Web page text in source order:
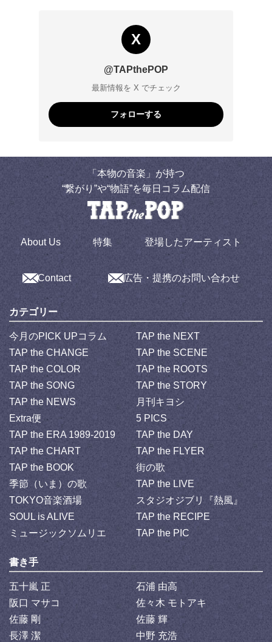
X
@TAPthePOP
最新情報を X でチェック
フォローする
「本物の音楽」が持つ
“繋がり”や“物語”を毎日コラム配信
About Us 特集 登場したアーティスト
Contact 広告・提携のお問い合わせ
カテゴリー
今月のPICK UPコラム
TAP the NEXT
TAP the CHANGE
TAP the SCENE
TAP the COLOR
TAP the ROOTS
TAP the SONG
TAP the STORY
TAP the NEWS
月刊キヨシ
Extra便
5 PICS
TAP the ERA 1989-2019
TAP the DAY
TAP the CHART
TAP the FLYER
TAP the BOOK
街の歌
季節（いま）の歌
TAP the LIVE
TOKYO音楽酒場
スタジオジブリ『熱風』
SOUL is ALIVE
TAP the RECIPE
ミュージックソムリエ
TAP the PIC
書き手
五十嵐 正
石浦 由高
阪口 マサコ
佐々木 モトアキ
佐藤 剛
佐藤 輝
長澤 潔
中野 充浩